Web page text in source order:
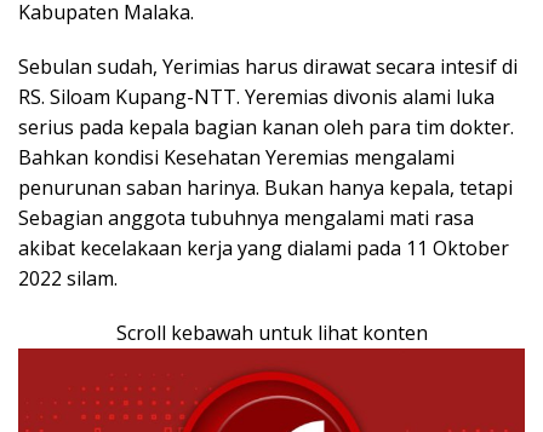
Kabupaten Malaka.
Sebulan sudah, Yerimias harus dirawat secara intesif di
RS. Siloam Kupang-NTT. Yeremias divonis alami luka
serius pada kepala bagian kanan oleh para tim dokter.
Bahkan kondisi Kesehatan Yeremias mengalami
penurunan saban harinya. Bukan hanya kepala, tetapi
Sebagian anggota tubuhnya mengalami mati rasa
akibat kecelakaan kerja yang dialami pada 11 Oktober
2022 silam.
Scroll kebawah untuk lihat konten